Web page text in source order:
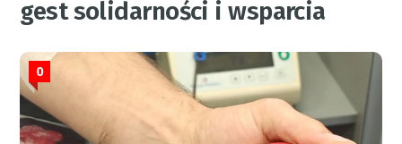
gest solidarności i wsparcia
0